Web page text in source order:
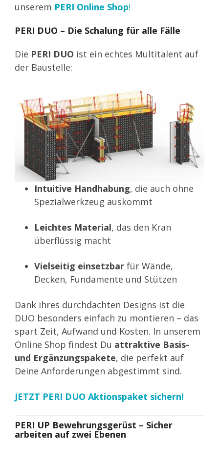
unserem PERI Online Shop!
PERI DUO – Die Schalung für alle Fälle
Die PERI DUO ist ein echtes Multitalent auf
der Baustelle:
Intuitive Handhabung, die auch ohne
Spezialwerkzeug auskommt
Leichtes Material, das den Kran
überflüssig macht
Vielseitig einsetzbar für Wände,
Decken, Fundamente und Stützen
Dank ihres durchdachten Designs ist die
DUO besonders einfach zu montieren – das
spart Zeit, Aufwand und Kosten. In unserem
Online Shop findest Du attraktive Basis-
und Ergänzungspakete, die perfekt auf
Deine Anforderungen abgestimmt sind.
JETZT PERI DUO Aktionspaket sichern!
PERI UP Bewehrungsgerüst – Sicher
arbeiten auf zwei Ebenen